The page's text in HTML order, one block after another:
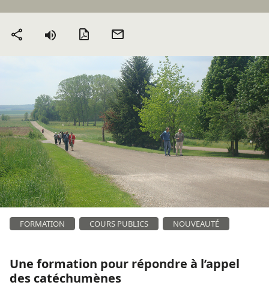
Partager Version PDF
FORMATION COURS PUBLICS NOUVEAUTÉ
Une formation pour répondre à l’appel
des catéchumènes